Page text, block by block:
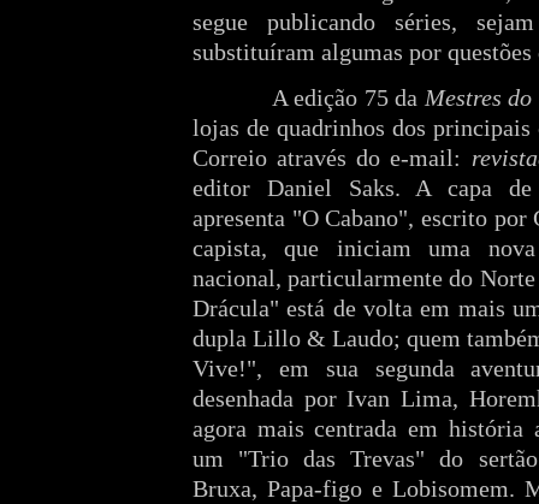
segue publicando séries,
substituíram algumas por
A edição 75 da Mestres
lojas de quadrinhos dos
Correio através do e-mail:
editor Daniel Saks. A capa
apresenta "O Cabano", escrito
capista, que iniciam uma
nacional, particularmente do
Drácula" está de volta em mais
dupla Lillo & Laudo; quem
Vive!", em sua segunda
desenhada por Ivan Lima,
agora mais centrada em
um "Trio das Trevas" do
Bruxa, Papa-figo e Lobisomem.